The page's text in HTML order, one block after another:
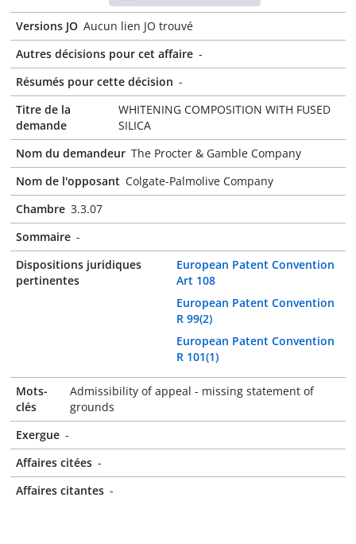
Versions JO Aucun lien JO trouvé
Autres décisions pour cet affaire -
Résumés pour cette décision -
Titre de la
demande
WHITENING COMPOSITION WITH FUSED
SILICA
Nom du demandeur The Procter & Gamble Company
Nom de l'opposant Colgate-Palmolive Company
Chambre 3.3.07
Sommaire -
Dispositions juridiques
pertinentes
European Patent Convention
Art 108
European Patent Convention
R 99(2)
European Patent Convention
R 101(1)
Mots-
clés
Admissibility of appeal - missing statement of
grounds
Exergue -
Affaires citées -
Affaires citantes -